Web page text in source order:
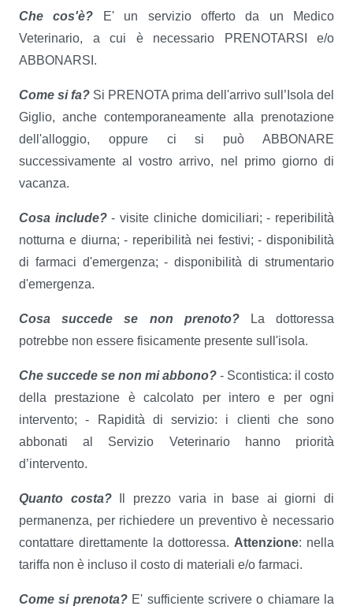
Che cos'è? E' un servizio offerto da un Medico
Veterinario, a cui è necessario PRENOTARSI e/o
ABBONARSI.
Come si fa? Si PRENOTA prima dell'arrivo sull’Isola del
Giglio, anche contemporaneamente alla prenotazione
dell'alloggio, oppure ci si può ABBONARE
successivamente al vostro arrivo, nel primo giorno di
vacanza.
Cosa include?- visite cliniche domiciliari; - reperibilità
notturna e diurna; - reperibilità nei festivi; - disponibilità
di farmaci d'emergenza; - disponibilità di strumentario
d'emergenza.
Cosa succede se non prenoto?La dottoressa
potrebbe non essere fisicamente presente sull'isola.
Che succede se non mi abbono? - Scontistica: il costo
della prestazione è calcolato per intero e per ogni
intervento; - Rapidità di servizio: i clienti che sono
abbonati al Servizio Veterinario hanno priorità
d’intervento.
Quanto costa?Il prezzo varia in base ai giorni di
permanenza, per richiedere un preventivo è necessario
contattare direttamente la dottoressa. Attenzione: nella
tariffa non è incluso il costo di materiali e/o farmaci.
Come si prenota?E' sufficiente scrivere o chiamare la